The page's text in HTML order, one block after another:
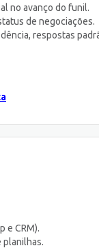
no avanço do funil.
de negociações.
respostas
e CRM).
planilhas.